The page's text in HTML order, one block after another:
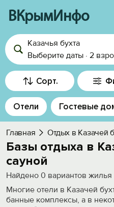
ВКрымИнфо
Войти
Избранное
История просмотра
Добавить свой
Казачья бухта
Выберите даты · 2
Сорт.
Отели Гостевые
Главная Отдых в Казачей
Базы отдыха в
сауной
Найдено 0 вариантов жилья
Многие отели в Казачей
банные комплексы, а в